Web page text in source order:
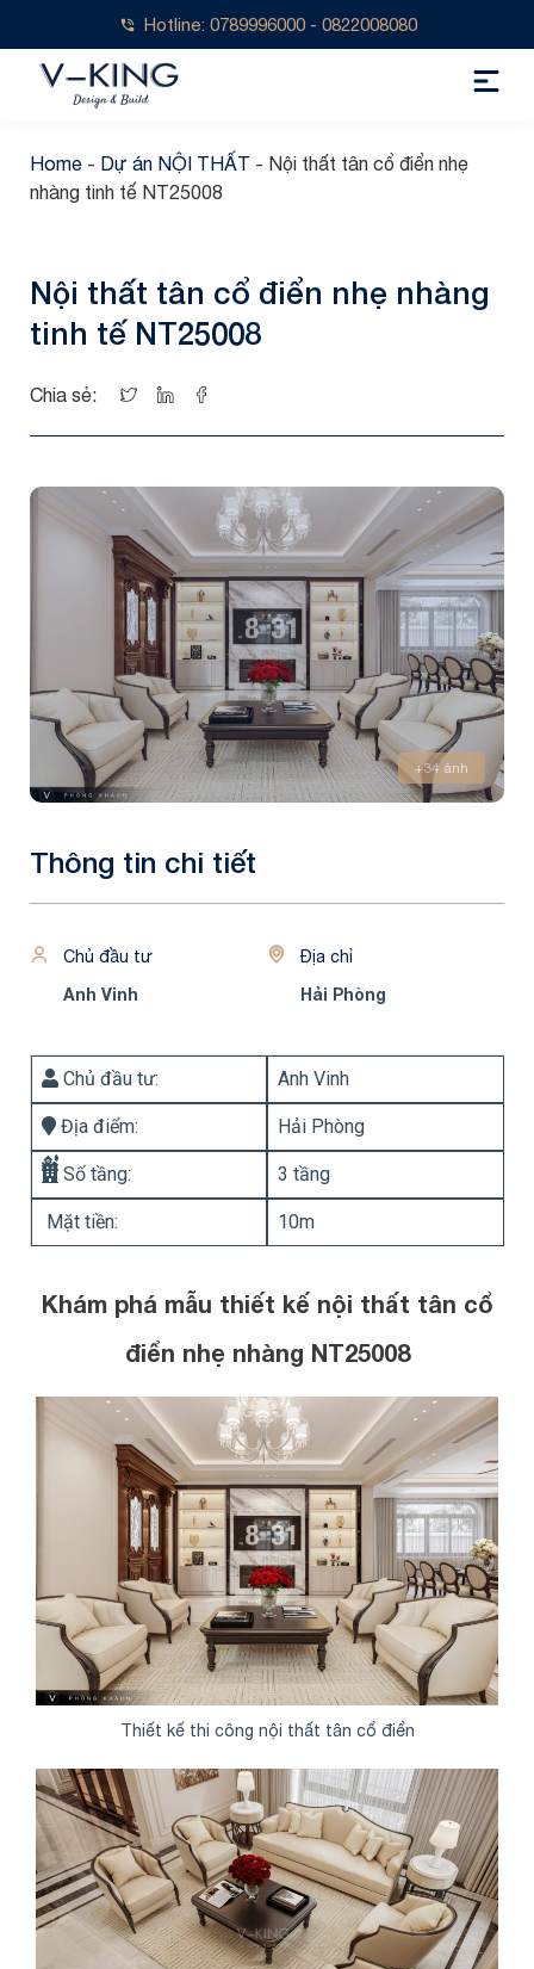
Hotline: 0789996000 - 0822008080
Home - Dự án NỘI THẤT - Nội thất tân cổ điển nhẹ
nhàng tinh tế NT25008
Nội thất tân cổ điển nhẹ nhàng
tinh tế NT25008
Chia sẻ:
+34 ảnh
Thông tin chi tiết
Chủ đầu tư
Anh Vinh
Địa chỉ
Hải Phòng
Chủ đầu tư: Anh Vinh
Địa điểm: Hải Phòng
Số tầng: 3 tầng
Mặt tiền: 10m
Khám phá mẫu thiết kế nội thất tân cổ
điển nhẹ nhàng NT25008
Thiết kế thi công nội thất tân cổ điển